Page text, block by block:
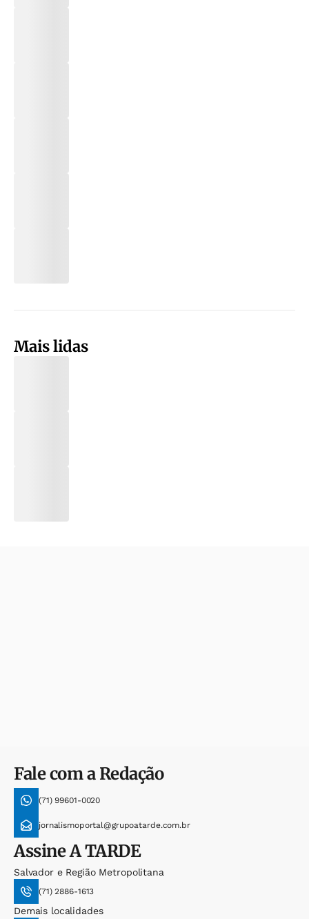
Mais lidas
Fale com a Redação
(71) 99601-0020
jornalismoportal@grupoatarde.com.br
AssineA TARDE
Salvador e Região Metropolitana
(71) 2886-1613
Demais localidades